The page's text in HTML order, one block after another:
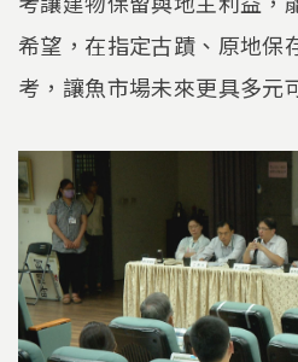
希望，在指定古蹟、原地保
考，讓魚市場未來更具多元